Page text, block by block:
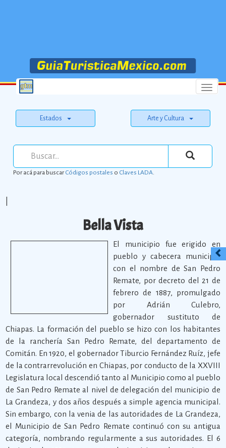
Menu
Estados Arte y Cultura
Por acá para buscarCódigos postales o Claves LADA.
Bella Vista
El municipio fue erigido en
pueblo y cabecera municipal
con el nombre de San Pedro
Remate, por decreto del 21 de
febrero de 1887, promulgado
por Adrián Culebro,
gobernador sustituto de
Chiapas. La formación del pueblo se hizo con los habitantes
de la ranchería San Pedro Remate, del departamento de
Comitán. En 1920, el gobernador Tiburcio Fernández Ruíz, jefe
de la contrarrevolución en Chiapas, por conducto de la XXVIII
Legislatura local descendió tanto al Municipio como al pueblo
de San Pedro Remate al nivel de delegación del municipio de
La Grandeza, y dos años después a simple agencia municipal.
Sin embargo, con la venia de las autoridades de La Grandeza,
el Municipio de San Pedro Remate continuó con su antigua
categoría, nombrando regularmente a sus autoridades. El 6